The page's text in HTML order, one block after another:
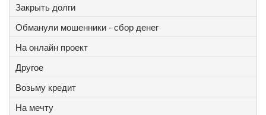
Закрыть долги
Обманули мошенники - сбор денег
На онлайн проект
Другое
Возьму кредит
На мечту